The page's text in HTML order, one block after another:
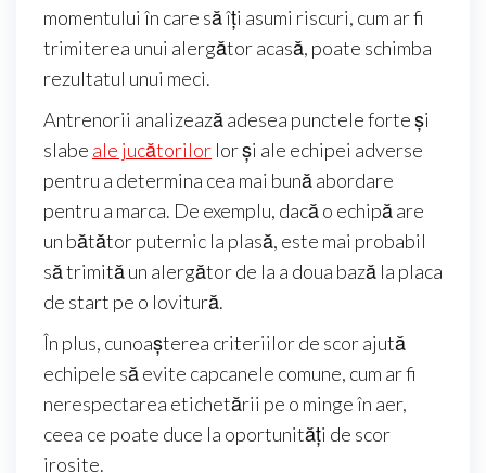
momentului în care să îți asumi riscuri, cum ar fi
trimiterea unui alergător acasă, poate schimba
rezultatul unui meci.
Antrenorii analizează adesea punctele forte și
slabe ale jucătorilor lor și ale echipei adverse
pentru a determina cea mai bună abordare
pentru a marca. De exemplu, dacă o echipă are
un bătător puternic la plasă, este mai probabil
să trimită un alergător de la a doua bază la placa
de start pe o lovitură.
În plus, cunoașterea criteriilor de scor ajută
echipele să evite capcanele comune, cum ar fi
nerespectarea etichetării pe o minge în aer,
ceea ce poate duce la oportunități de scor
irosite.